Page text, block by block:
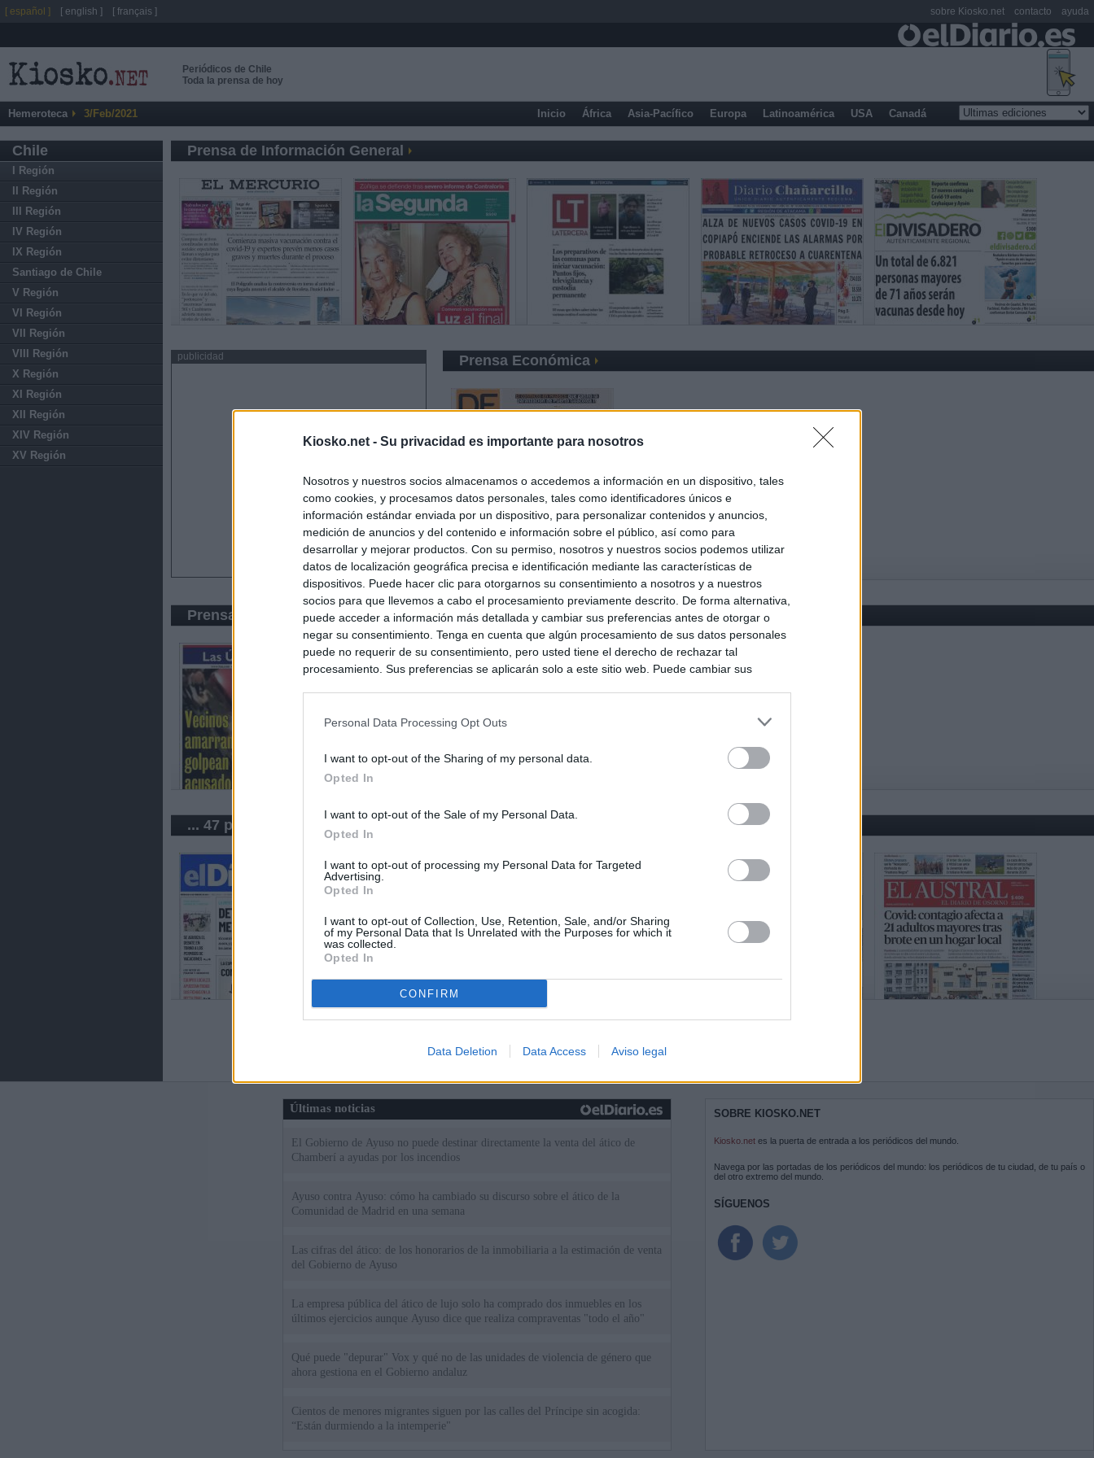
Kiosko.net - Su privacidad es importante para nosotros
Nosotros y nuestros socios almacenamos o accedemos a información en un dispositivo, tales
como cookies, y procesamos datos personales, tales como identificadores únicos e
información estándar enviada por un dispositivo, para personalizar contenidos y anuncios,
medición de anuncios y del contenido e información sobre el público, así como para
desarrollar y mejorar productos. Con su permiso, nosotros y nuestros socios podemos utilizar
datos de localización geográfica precisa e identificación mediante las características de
dispositivos. Puede hacer clic para otorgarnos su consentimiento a nosotros y a nuestros
socios para que llevemos a cabo el procesamiento previamente descrito. De forma alternativa,
puede acceder a información más detallada y cambiar sus preferencias antes de otorgar o
negar su consentimiento. Tenga en cuenta que algún procesamiento de sus datos personales
puede no requerir de su consentimiento, pero usted tiene el derecho de rechazar tal
procesamiento. Sus preferencias se aplicarán solo a este sitio web. Puede cambiar sus
Personal Data Processing Opt Outs
I want to opt-out of the Sharing of my personal data.
Opted In
I want to opt-out of the Sale of my Personal Data.
Opted In
I want to opt-out of processing my Personal Data for Targeted
Advertising.
Opted In
I want to opt-out of Collection, Use, Retention, Sale, and/or Sharing
of my Personal Data that Is Unrelated with the Purposes for which it
was collected.
Opted In
CONFIRM
Data Deletion Data Access Aviso legal
Periódicos de Chile
Toda la prensa de hoy
Hemeroteca 3/Feb/2021 Inicio África Asia-Pacífico Europa Latinoamérica USA Canadá
Chile
I Región
II Región
III Región
IV Región
IX Región
Santiago de Chile
V Región
VI Región
VII Región
VIII Región
X Región
XI Región
XII Región
XIV Región
XV Región
Prensa de Información General
publicidad Prensa Económica
Prensa Popular
... 47 periódicos de Chile
Últimas noticias
El Gobierno de Ayuso no puede destinar directamente la venta del ático de
Chamberí a ayudas por los incendios
Ayuso contra Ayuso: cómo ha cambiado su discurso sobre el ático de la
Comunidad de Madrid en una semana
Las cifras del ático: de los honorarios de la inmobiliaria a la estimación de venta
del Gobierno de Ayuso
La empresa pública del ático de lujo solo ha comprado dos inmuebles en los
últimos ejercicios aunque Ayuso dice que realiza compraventas "todo el año"
Qué puede "depurar" Vox y qué no de las unidades de violencia de género que
ahora gestiona en el Gobierno andaluz
Cientos de menores migrantes siguen por las calles del Príncipe sin acogida:
“Están durmiendo a la intemperie"
SOBRE KIOSKO.NET
Kiosko.net es la puerta de entrada a los periódicos del mundo.
Navega por las portadas de los periódicos del mundo: los periódicos de tu ciudad, de tu país o
del otro extremo del mundo.
SÍGUENOS
[ español ] [ english ] [ français ] sobre Kiosko.net contacto ayuda